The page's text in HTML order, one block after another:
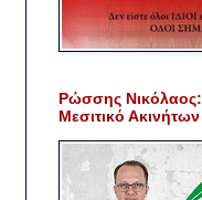
Ρώσσης Νικόλαος:
Μεσιτικό Ακινήτων